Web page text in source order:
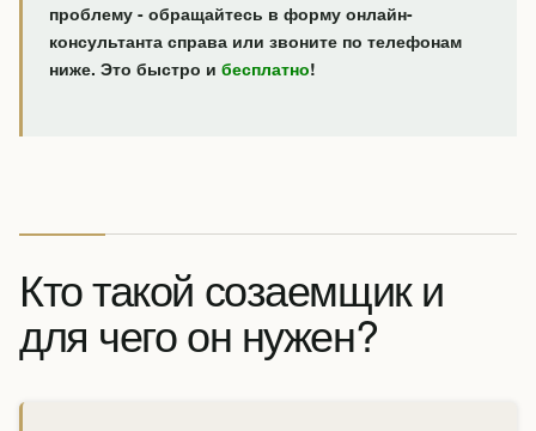
проблему - обращайтесь в форму онлайн-
консультанта справа или звоните по телефонам
ниже. Это быстро и бесплатно!
Кто такой созаемщик и
для чего он нужен?